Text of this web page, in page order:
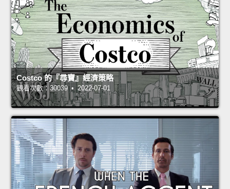
Costco 的『尋寶』經濟策略
觀看次數：30039 • 2022-07-01